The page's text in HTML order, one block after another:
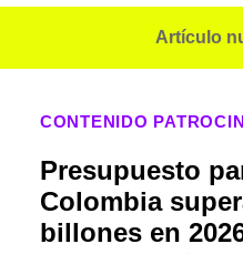
Artículo
CONTENIDO
Presupuesto
Colombia
billones en